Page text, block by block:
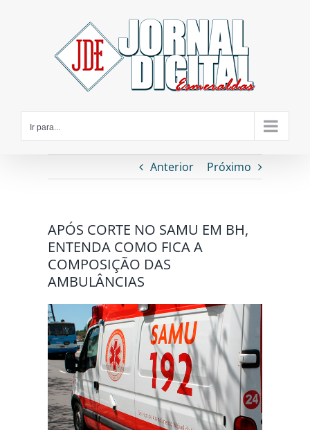
Ir para...
Anterior Próximo
APÓS CORTE NO SAMU EM BH,
ENTENDA COMO FICA A
COMPOSIÇÃO DAS
AMBULÂNCIAS